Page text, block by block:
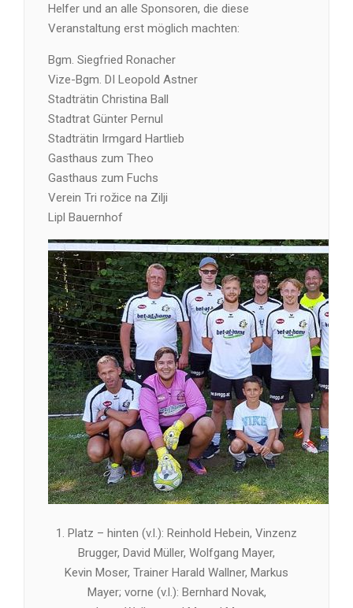
Helfer und an alle Sponsoren, die diese
Veranstaltung erst möglich machten:
Bgm. Siegfried Ronacher
Vize-Bgm. DI Leopold Astner
Stadträtin Christina Ball
Stadtrat Günter Pernul
Stadträtin Irmgard Hartlieb
Gasthaus zum Theo
Gasthaus zum Fuchs
Verein Tri rožice na Zilji
Lipl Bauernhof
1. Platz – hinten (v.l.): Reinhold Hebein, Vinzenz
Brugger, David Müller, Wolfgang Mayer,
Kevin Moser, Trainer Harald Wallner, Markus
Mayer; vorne (v.l.): Bernhard Novak,